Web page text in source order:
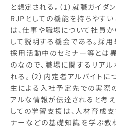
と想定される。（1）就職ガイダ
RJPとしての機能を持ちやすい
は、仕事や職場について社員
して説明する機会である。採
採用活動中のセミナー等とは
のなので、職場に関するリア
れる。（2）内定者アルバイト
生による入社予定先での実際
アルな情報が伝達されると考え
しての学習支援は、人材育成
ナーなどの基礎知識を学ぶ